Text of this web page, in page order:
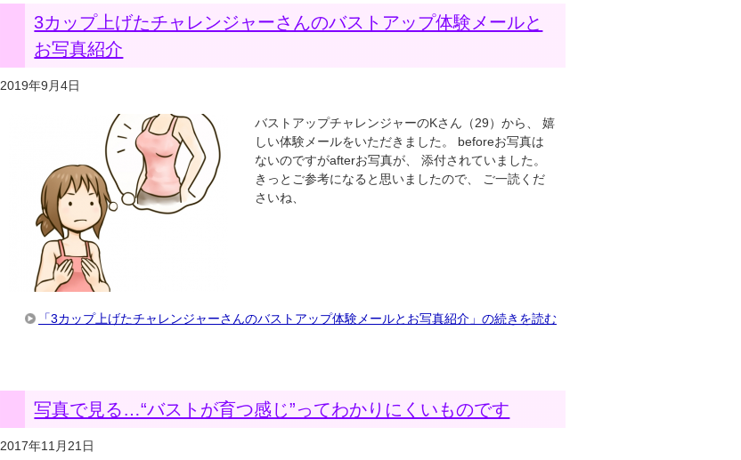
3カップ上げたチャレンジャーさんのバストアップ体験メールと
お写真紹介
2019年9月4日
バストアップチャレンジャーのKさん（29）から、 嬉
しい体験メールをいただきました。 beforeお写真は
ないのですがafterお写真が、 添付されていました。
きっとご参考になると思いましたので、 ご一読くだ
さいね、
「3カップ上げたチャレンジャーさんのバストアップ体験メールとお写真紹介」の続きを読む
写真で見る…“バストが育つ感じ”ってわかりにくいものです
2017年11月21日